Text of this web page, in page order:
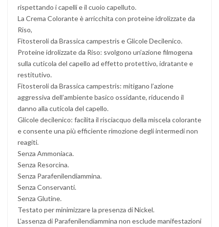
rispettando i capelli e il cuoio capelluto.
La Crema Colorante è arricchita con proteine idrolizzate da
Riso,
Fitosteroli da Brassica campestris e Glicole Decilenico.
Proteine idrolizzate da Riso: svolgono un’azione filmogena
sulla cuticola del capello ad effetto protettivo, idratante e
restitutivo.
Fitosteroli da Brassica campestris: mitigano l’azione
aggressiva dell’ambiente basico ossidante, riducendo il
danno alla cuticola del capello.
Glicole decilenico: facilita il risciacquo della miscela colorante
e consente una più efficiente rimozione degli intermedi non
reagiti.
Senza Ammoniaca.
Senza Resorcina.
Senza Parafenilendiammina.
Senza Conservanti.
Senza Glutine.
Testato per minimizzare la presenza di Nickel.
L’assenza di Parafenilendiammina non esclude manifestazioni